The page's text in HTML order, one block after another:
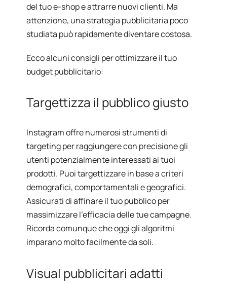
del tuo e-shop e attrarre nuovi clienti. Ma
attenzione, una strategia pubblicitaria poco
studiata può rapidamente diventare costosa.
Ecco alcuni consigli per ottimizzare il tuo
budget pubblicitario:
Targettizza il pubblico giusto
Instagram offre numerosi strumenti di
targeting per raggiungere con precisione gli
utenti potenzialmente interessati ai tuoi
prodotti. Puoi targettizzare in base a criteri
demografici, comportamentali e geografici.
Assicurati di affinare il tuo pubblico per
massimizzare l’efficacia delle tue campagne.
Ricorda comunque che oggi gli algoritmi
imparano molto facilmente da soli.
Visual pubblicitari adatti